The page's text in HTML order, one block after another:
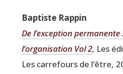
Bap­tiste Rappin
De l’exception per­ma­nente
l’organisation Vol 2, Les
Les car­re­fours de l’être,